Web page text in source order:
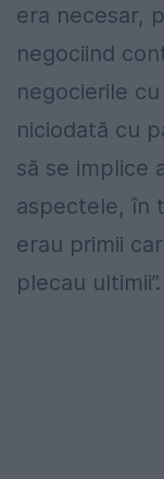
era necesar,
negociind
negocierile
niciodată cu
să se implice
aspectele, în
erau primii
plecau ultimii”.